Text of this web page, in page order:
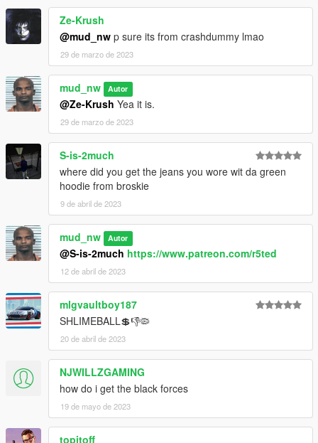
Ze-Krush
@mud_nw p sure its from crashdummy lmao
29 de marzo de 2023
mud_nw Autor
@Ze-Krush Yea it is.
29 de marzo de 2023
S-is-2much
where did you get the jeans you wore wit da green
hoodie from broskie
9 de abril de 2023
mud_nw Autor
@S-is-2much https://www.patreon.com/r5ted
12 de abril de 2023
mlgvaultboy187
SHLIMEBALL💲👎🦠
20 de abril de 2023
NJWILLZGAMING
how do i get the black forces
19 de mayo de 2023
topitoff